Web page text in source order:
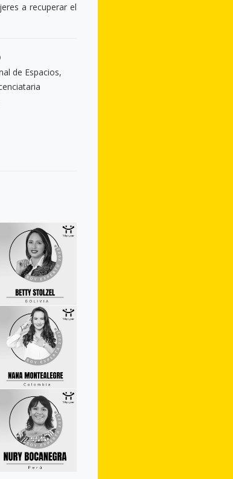
a recuperar el
de Espacios,